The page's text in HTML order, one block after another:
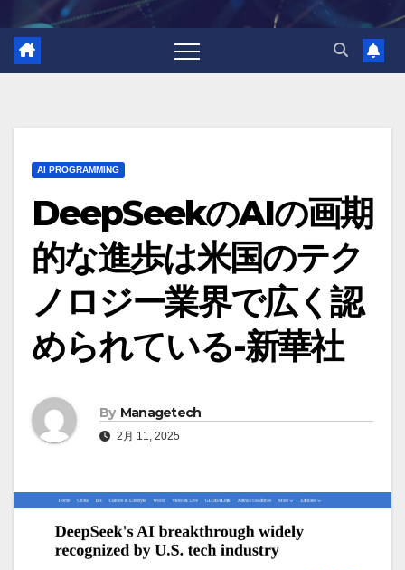
AI PROGRAMMING
DeepSeekのAIの画期
的な進歩は米国のテク
ノロジー業界で広く認
められている-新華社
By Managetech
2月 11, 2025